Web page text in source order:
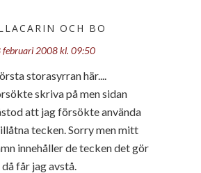
OCH BO
februari 2008 kl. 09:50
storasyrran här....
skriva på men sidan
att jag försökte använda
tecken. Sorry men mitt
innehåller de tecken det gör
då får jag avstå.